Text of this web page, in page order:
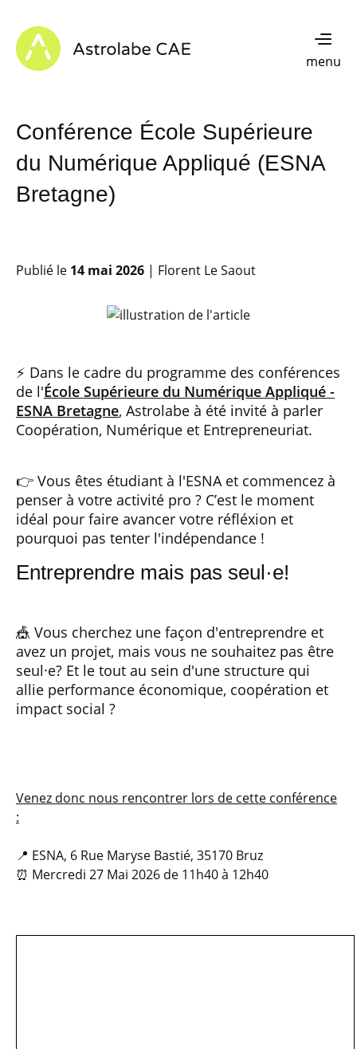
Astrolabe CAE - Home
menu
Conférence École Supérieure
du Numérique Appliqué (ESNA
Bretagne)
Publié le 14 mai 2026 | Florent Le Saout
⚡ Dans le cadre du programme des conférences
de l'École Supérieure du Numérique Appliqué -
ESNA Bretagne, Astrolabe à été invité à parler
Coopération, Numérique et Entrepreneuriat.
👉 Vous êtes étudiant à l'ESNA et commencez à
penser à votre activité pro ? C’est le moment
idéal pour faire avancer votre réfléxion et
pourquoi pas tenter l'indépendance !
Entreprendre mais pas seul·e!
🎪 Vous cherchez une façon d'entreprendre et
avez un projet, mais vous ne souhaitez pas être
seul·e? Et le tout au sein d'une structure qui
allie performance économique, coopération et
impact social ?
Venez donc nous rencontrer lors de cette conférence
:
📍 ESNA, 6 Rue Maryse Bastié, 35170 Bruz
⏰ Mercredi 27 Mai 2026 de 11h40 à 12h40